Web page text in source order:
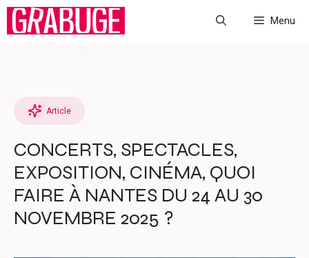
Aller
Menu
Article
CONCERTS, SPECTACLES,
EXPOSITION, CINÉMA, QUOI
FAIRE À NANTES DU 24 AU 30
NOVEMBRE 2025 ?